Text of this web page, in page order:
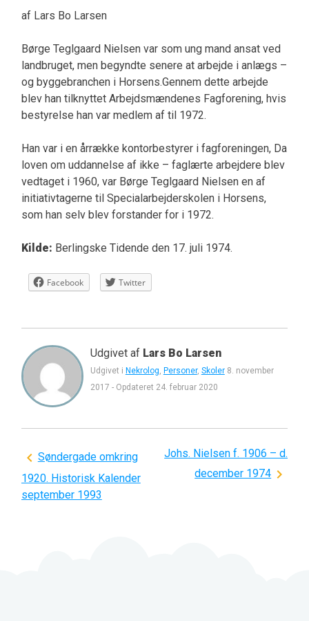
af Lars Bo Larsen
Børge Teglgaard Nielsen var som ung mand ansat ved
landbruget, men begyndte senere at arbejde i anlægs –
og byggebranchen i Horsens.Gennem dette arbejde
blev han tilknyttet Arbejdsmændenes Fagforening, hvis
bestyrelse han var medlem af til 1972.
Han var i en årrække kontorbestyrer i fagforeningen, Da
loven om uddannelse af ikke – faglærte arbejdere blev
vedtaget i 1960, var Børge Teglgaard Nielsen en af
initiativtagerne til Specialarbejderskolen i Horsens,
som han selv blev forstander for i 1972.
Kilde: Berlingske Tidende den 17. juli 1974.
Facebook Twitter
Udgivet af Lars Bo Larsen
Udgivet i Nekrolog Personer, Skoler 8. november
2017 - Opdateret 24. februar 2020
Indlægsnavigation
Søndergade omkring
1920. Historisk Kalender
september 1993
Johs. Nielsen f. 1906 – d.
december 1974